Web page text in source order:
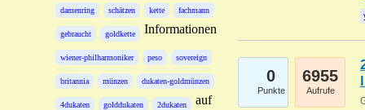
damenring schätzen kette fachmann
gebraucht goldkette
wiener-philharmoniker peso sovereign
britannia münzen dukaten-goldmünzen
4dukaten golddukaten 2dukaten
Informationen
auf
0
Punkte
6955
Aufrufe